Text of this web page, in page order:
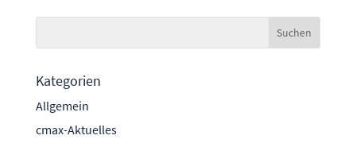
Kategorien
Allgemein
cmax-Aktuelles